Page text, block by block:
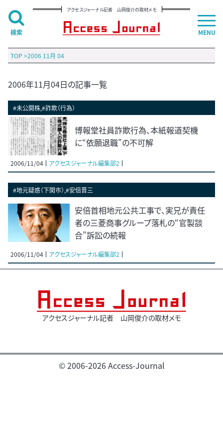
アクセスジャーナル記者 山岡俊介の取材メモ
TOP >2006 11月 04
2006年11月04日の記事一覧
#未公開株,#詐欺（行為）
博報堂社員詐欺行為、本紙報道契機
に“依願退職”の不可解
2006/11/04 アクセスジャーナル編集部2
#地元疑惑（下関市）,#安倍晋三
安倍首相地元公共工事で、実兄が責任
者の三菱商事グループ落札の“官製談
合”訴訟の続報
2006/11/04 アクセスジャーナル編集部2
アクセスジャーナル記者 山岡俊介の取材メモ
© 2006-2026 Access-Journal
MENU
検索